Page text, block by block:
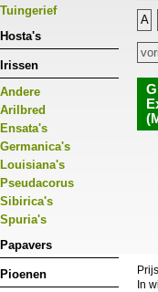
Tuingerief
Hosta's
Irissen
Andere
Arilbred
Ensata's
Germanica's
Louisiana's
Pseudacorus
Sibirica's
Spuria's
Papavers
Pioenen
A
In